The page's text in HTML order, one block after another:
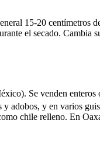
15-20 centímetros
el secado. Cambia
Se venden enteros
adobos, y en varios
chile relleno. En